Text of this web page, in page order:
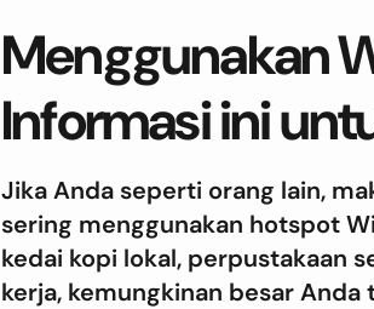
Menggunakan
Informasi ini
Jika Anda seperti orang lain,
sering menggunakan hotspot
kedai kopi lokal, perpustakaan
kerja, kemungkinan besar